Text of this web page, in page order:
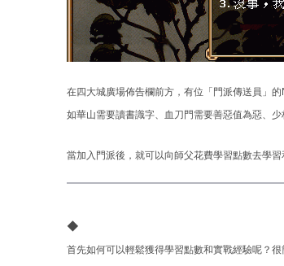
在四大城廣場佈告欄前方，有位「門派傳送員」
如華山需要讀書識字、血刀門需要善惡值為惡、
當加入門派後，就可以向師父花費學習點數去學
◆
首先如何可以輕鬆獲得學習點數和實戰經驗呢？